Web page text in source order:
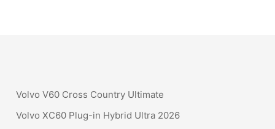
Volvo V60 Cross Country Ultimate
Volvo XC60 Plug-in Hybrid Ultra 2026